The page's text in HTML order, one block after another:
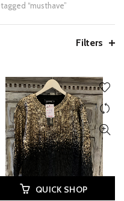
“musthave”
Filters
QUICK SHOP